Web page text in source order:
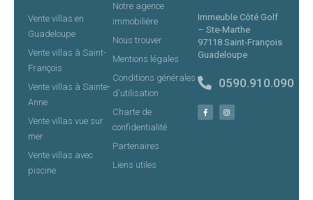
Vente villas en
Guadeloupe
Vente villas à Saint-
François
Vente villas à Sainte-
Anne
Vente villas vue sur
mer
Vente villas avec
piscine
Notre agence
immobilière
Nous trouver
Mentions légales
Conditions générales
d'utilisation
Charte de
confidentialité
Partenaires
Liens utiles
Immeuble Côté Golf
– Ste-Marthe
97118 Saint-François
Guadeloupe
0590.910.090